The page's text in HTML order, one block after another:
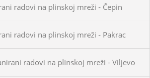
radovi na plinskoj mreži - Čepin
radovi na plinskoj mreži - Pakrac
radovi na plinskoj mreži - Viljevo